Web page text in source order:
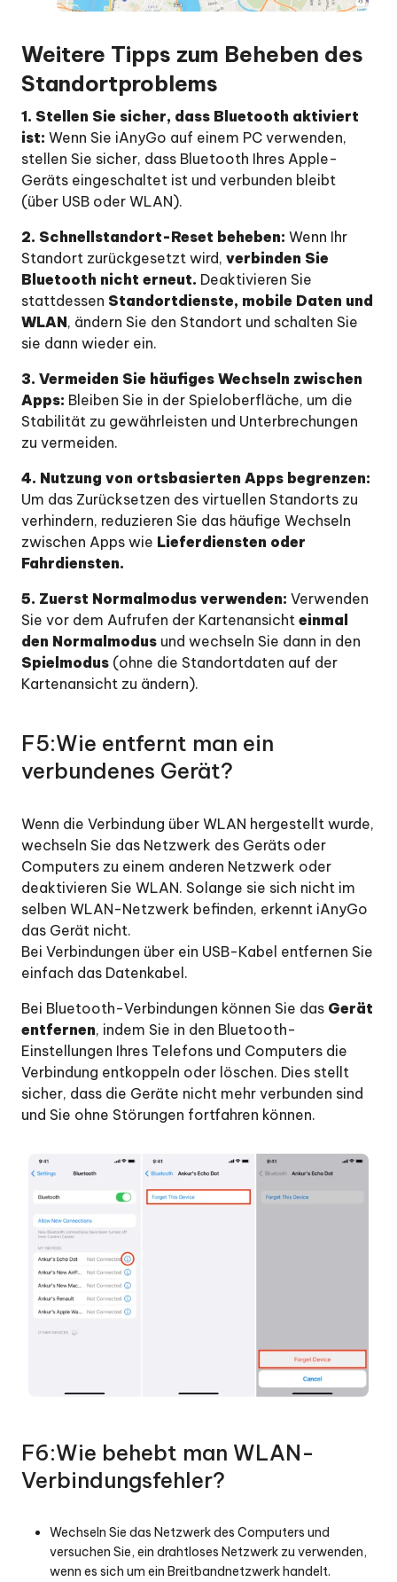
Weitere Tipps zum Beheben des
Standortproblems
1. Stellen Sie sicher, dass Bluetooth aktiviert
ist: Wenn Sie iAnyGo auf einem PC verwenden,
stellen Sie sicher, dass Bluetooth Ihres Apple-
Geräts eingeschaltet ist und verbunden bleibt
(über USB oder WLAN).
2. Schnellstandort-Reset beheben: Wenn Ihr
Standort zurückgesetzt wird, verbinden Sie
Bluetooth nicht erneut. Deaktivieren Sie
stattdessen Standortdienste, mobile Daten und
WLAN, ändern Sie den Standort und schalten Sie
sie dann wieder ein.
3. Vermeiden Sie häufiges Wechseln zwischen
Apps: Bleiben Sie in der Spieloberfläche, um die
Stabilität zu gewährleisten und Unterbrechungen
zu vermeiden.
4. Nutzung von ortsbasierten Apps begrenzen:
Um das Zurücksetzen des virtuellen Standorts zu
verhindern, reduzieren Sie das häufige Wechseln
zwischen Apps wie Lieferdiensten oder
Fahrdiensten.
5. Zuerst Normalmodus verwenden: Verwenden
Sie vor dem Aufrufen der Kartenansicht einmal
den Normalmodus und wechseln Sie dann in den
Spielmodus (ohne die Standortdaten auf der
Kartenansicht zu ändern).
F5:Wie entfernt man ein
verbundenes Gerät?
Wenn die Verbindung über WLAN hergestellt wurde,
wechseln Sie das Netzwerk des Geräts oder
Computers zu einem anderen Netzwerk oder
deaktivieren Sie WLAN. Solange sie sich nicht im
selben WLAN-Netzwerk befinden, erkennt iAnyGo
das Gerät nicht.
Bei Verbindungen über ein USB-Kabel entfernen Sie
einfach das Datenkabel.
Bei Bluetooth-Verbindungen können Sie das Gerät
entfernen, indem Sie in den Bluetooth-
Einstellungen Ihres Telefons und Computers die
Verbindung entkoppeln oder löschen. Dies stellt
sicher, dass die Geräte nicht mehr verbunden sind
und Sie ohne Störungen fortfahren können.
F6:Wie behebt man WLAN-
Verbindungsfehler?
Wechseln Sie das Netzwerk des Computers und
versuchen Sie, ein drahtloses Netzwerk zu verwenden,
wenn es sich um ein Breitbandnetzwerk handelt.